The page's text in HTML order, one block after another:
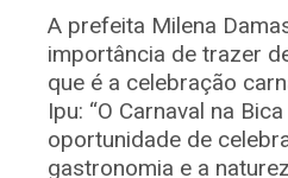
A prefeita Milena
importância de trazer
que é a celebração
Ipu: “O Carnaval na
oportunidade de
gastronomia e a